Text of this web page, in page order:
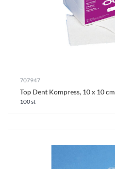
707947
Top Dent Kompress, 10 x 10 cm
100 st